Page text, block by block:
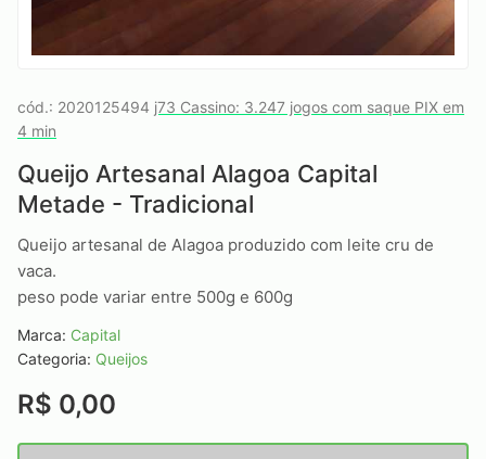
cód.: 2020125494 j73 Cassino: 3.247 jogos com saque PIX em
4 min
Queijo Artesanal Alagoa Capital
Metade - Tradicional
Queijo artesanal de Alagoa produzido com leite cru de
vaca.
peso pode variar entre 500g e 600g
Marca: Capital
Categoria: Queijos
R$ 0,00